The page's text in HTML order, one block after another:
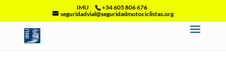
IMU
+34 605 806 676
seguridadvial@seguridadmotociclistas.org